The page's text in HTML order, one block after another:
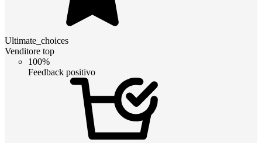
Ultimate_choices
Venditore top
100%
Feedback positivo